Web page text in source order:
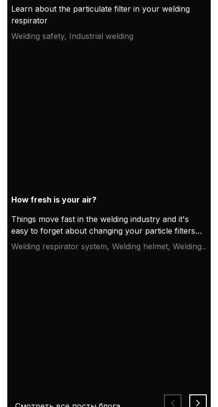
Learn about the particulate filter in your welding
respirator
Welding safety, Industrial welding
How fresh is your air?
Things move fast in the welding industry and it's
easy to forget about changing your particle filters.
But sometimes small things can make a big
Welding respirator system, Welding helmet, Welding